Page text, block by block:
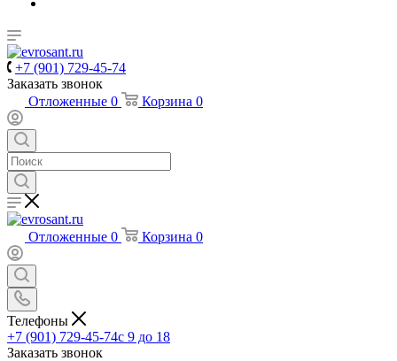
+7 (901) 729-45-74
Заказать звонок
Отложенные 0 Корзина 0
Отложенные 0 Корзина 0
Телефоны
+7 (901) 729-45-74c 9 до 18
Заказать звонок